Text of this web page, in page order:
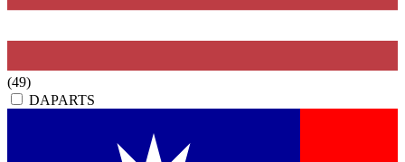
(49)
DAPARTS